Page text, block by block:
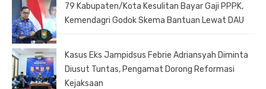
79 Kabupaten/Kota Kesulitan Bayar Gaji PPPK,
Kemendagri Godok Skema Bantuan Lewat DAU
Kasus Eks Jampidsus Febrie Adriansyah Diminta
Diusut Tuntas, Pengamat Dorong Reformasi
Kejaksaan